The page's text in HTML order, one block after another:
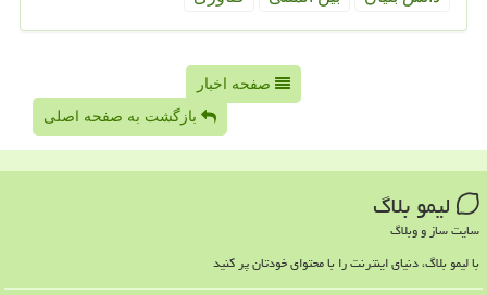
صفحه اخبار
بازگشت به صفحه اصلی
لیمو بلاگ
سایت ساز و وبلاگ
با لیمو بلاگ، دنیای اینترنت را با محتوای خودتان پر کنید